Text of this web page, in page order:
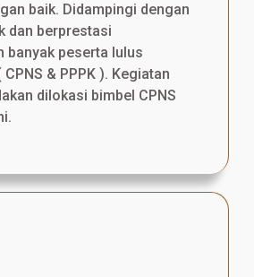
baik. Didampingi dengan
dan berprestasi
banyak peserta lulus
& PPPK ). Kegiatan
dilokasi bimbel CPNS